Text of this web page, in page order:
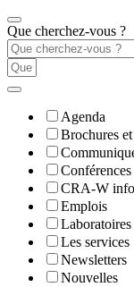
Que cherchez-vous ?
Agenda
Brochures
Conférences
CRA-W info
Emplois
Laboratoires
Les services
Newsletters
Nouvelles